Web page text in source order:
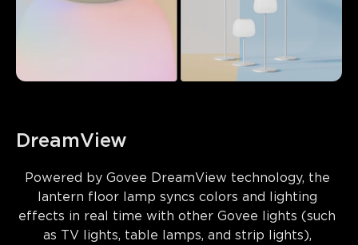
DreamView
Powered by Govee DreamView technology, the
lantern floor lamp syncs colors and lighting
effects in real time with other Govee lights (such
as TV lights, table lamps, and strip lights),